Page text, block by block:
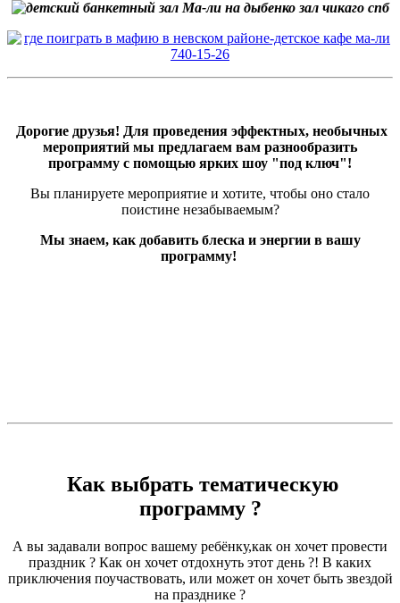
Дорогие друзья! Для проведения эффектных, необычных
мероприятий мы предлагаем вам разнообразить
программу с помощью ярких шоу "под ключ"!
Вы планируете мероприятие и хотите, чтобы оно стало
поистине незабываемым?
Мы знаем, как добавить блеска и энергии в вашу
программу!
Как выбрать тематическую
программу ?
А вы задавали вопрос вашему ребёнку,как он хочет провести
праздник ? Как он хочет отдохнуть этот день ?! В каких
приключения поучаствовать, или может он хочет быть звездой
на празднике ?